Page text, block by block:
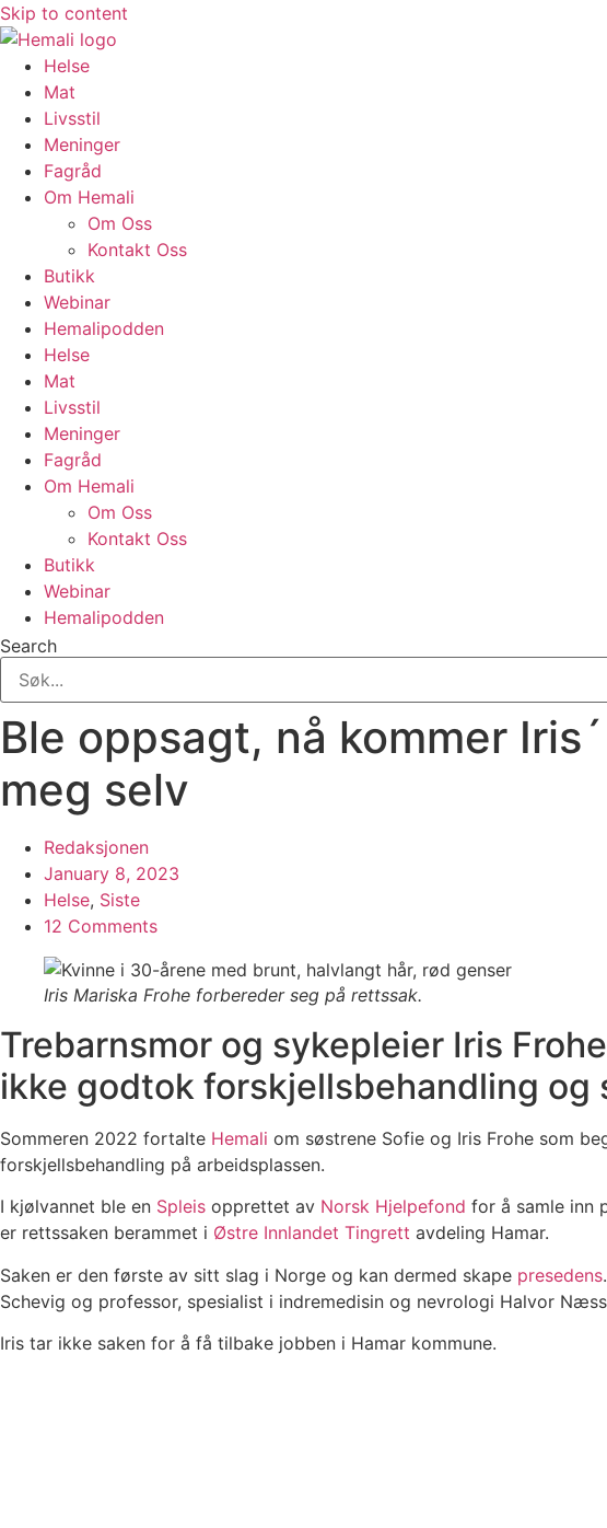
Skip to content
Helse
Mat
Livsstil
Meninger
Fagråd
Om Hemali
Om Oss
Kontakt Oss
Butikk
Webinar
Hemalipodden
Helse
Mat
Livsstil
Meninger
Fagråd
Om Hemali
Om Oss
Kontakt Oss
Butikk
Webinar
Hemalipodden
Search
Ble oppsagt, nå kommer
meg selv
Redaksjonen
January 8, 2023
Helse, Siste
12 Comments
Iris Mariska Frohe forbereder seg på rettssak.
Trebarnsmor og sykepleier Iris
ikke godtok forskjellsbehandling
Sommeren 2022 fortalte Hemali om søstrene Sofie og Iris Frohe som
forskjellsbehandling på arbeidsplassen.
I kjølvannet ble en Spleis opprettet av Norsk Hjelpefond for å samle inn
er rettssaken berammet i Østre Innlandet Tingrett avdeling Hamar.
Saken er den første av sitt slag i Norge og kan dermed skape presedens
Schevig og professor, spesialist i indremedisin og nevrologi Halvor
Iris tar ikke saken for å få tilbake jobben i Hamar kommune.